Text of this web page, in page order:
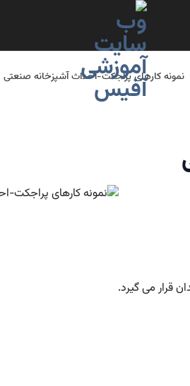
نمونه کارهای پراجکت-احداث آشپزخانه صنعتی
قرار می گیرد.